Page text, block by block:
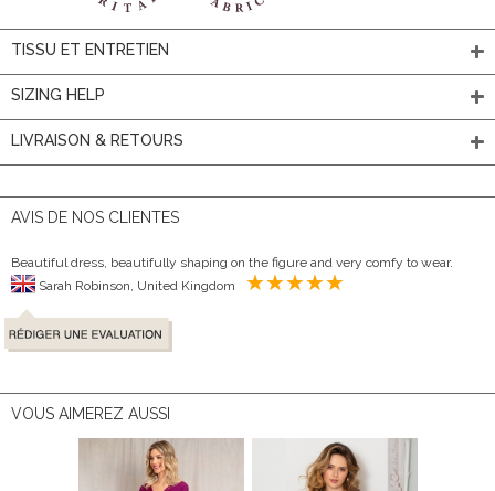
TISSU ET ENTRETIEN
SIZING HELP
LIVRAISON & RETOURS
AVIS DE NOS CLIENTES
Beautiful dress, beautifully shaping on the figure and very comfy to wear.
VOUS AIMEREZ AUSSI